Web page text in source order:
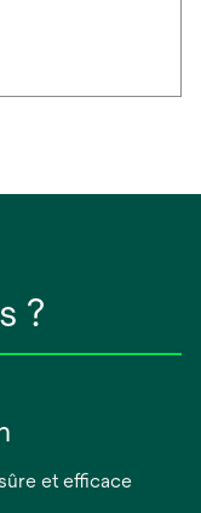
?
et efficace